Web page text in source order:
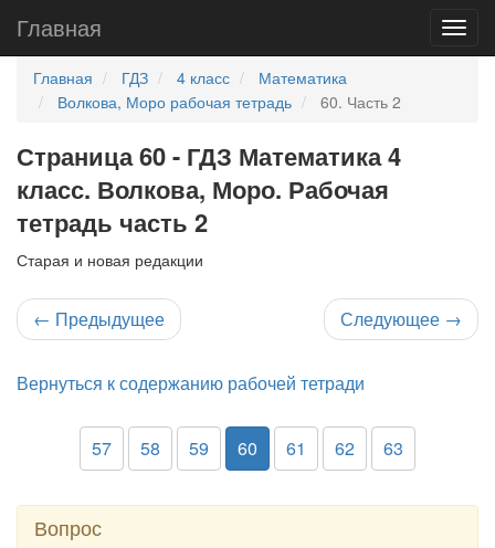
Главная
Главная ГДЗ 4 класс
Математика
Волкова, Моро рабочая тетрадь
60. Часть 2
Страница 60 - ГДЗ Математика 4
класс. Волкова, Моро. Рабочая
тетрадь часть 2
Старая и новая редакции
← Предыдущее Следующее →
Вернуться к содержанию рабочей тетради
57 58 59 60 61 62 63
Вопрос